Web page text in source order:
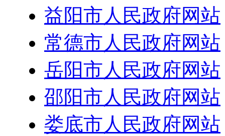
益阳市人民政府网站
常德市人民政府网站
岳阳市人民政府网站
邵阳市人民政府网站
娄底市人民政府网站